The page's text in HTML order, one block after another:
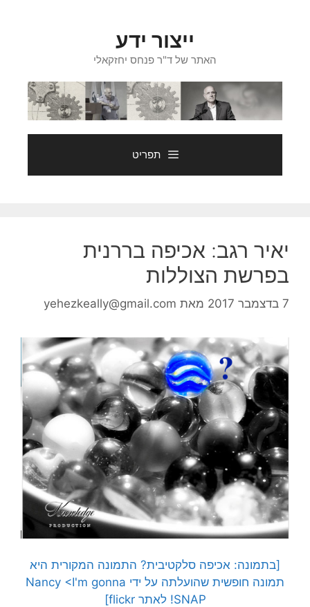
ייצור ידע
האתר של ד"ר פנחס יחזקאלי
תפריט
יאיר רגב: אכיפה בררנית
בפרשת הצוללות
7 בדצמבר 2017 מאת yehezkeally@gmail.com
[בתמונה: אכיפה סלקטיבית? התמונה המקורית היא
תמונה חופשית שהועלתה על ידי Nancy <I'm gonna
SNAP! לאתר flickr]